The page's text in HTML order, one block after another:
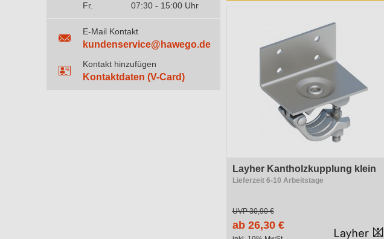
Fr.
07:30 - 15:00 Uhr
E-Mail Kontakt
kundenservice@hawego.de
Kontakt hinzufügen
Kontaktdaten (V-Card)
Layher Kantholzkupplung klein
Lieferzeit 6-10 Arbeitstage
UVP30,90 €
ab 26,30 €